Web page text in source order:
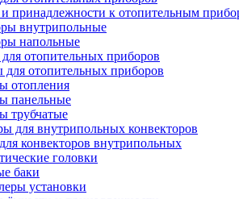
и принадлежности к отопительным
внутрипольные
напольные
отопительных приборов
для отопительных приборов
отопления
панельные
трубчатые
для внутрипольных конвекторов
конвекторов внутрипольных
головки
баки
установки